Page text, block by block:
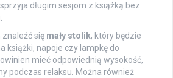
długim sesjom z książką bez
się mały stolik, który będzie
książki, napoje czy lampkę do
mieć odpowiednią wysokość,
podczas relaksu. Można również